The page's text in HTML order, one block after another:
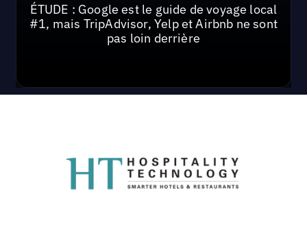
ÉTUDE : Google est le guide de voyage local
#1, mais TripAdvisor, Yelp et Airbnb ne sont
pas loin derrière